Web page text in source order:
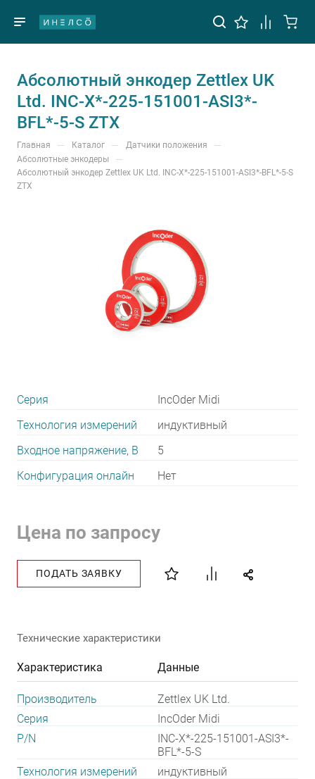
Абсолютный энкодер Zettlex UK
Ltd. INC-X*-225-151001-ASI3*-
BFL*-5-S ZTX
Главная — Каталог — Датчики положения —
Абсолютные энкодеры —
Абсолютный энкодер Zettlex UK Ltd. INC-X*-225-151001-ASI3*-BFL*-5-S
ZTX
Серия
IncOder Midi
Технология измерений
индуктивный
Входное напряжение, В
5
Конфигурация онлайн
Нет
Цена по запросу
ПОДАТЬ ЗАЯВКУ
Технические характеристики
Характеристика Данные
Производитель
Zettlex UK Ltd.
Серия
IncOder Midi
P/N
INC-X*-225-151001-ASI3*-
BFL*-5-S
Технология измерений
индуктивный